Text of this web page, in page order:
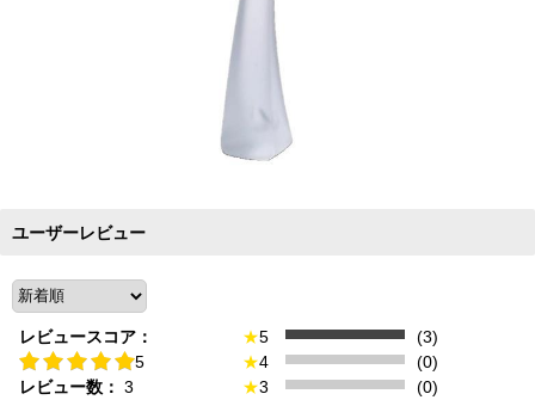
ユーザーレビュー
レビュースコア：
5
レビュー数： 3
★5
(3)
★4
(0)
★3
(0)